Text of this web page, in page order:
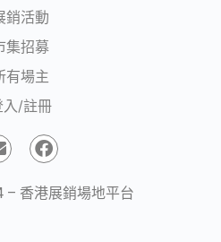
銷活動
集招募
有場主
入/註冊
香港展銷場地平台